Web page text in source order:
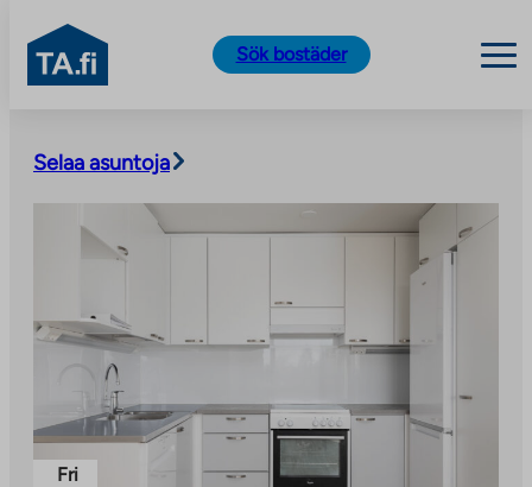
content
TA.fi
Sök bostäder
Selaa asuntoja
Fri